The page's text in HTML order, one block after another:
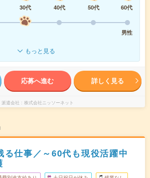
30代 40代 50代
60代
男性
もっと見る
応募へ進む 詳しく見る
派遣会社 株式会社ニッソーネット
る仕事／～60代も現役活躍中